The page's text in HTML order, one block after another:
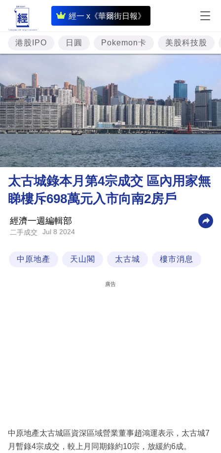
經一 x《華爾街日報》
即
時
財
經
題
投
資
樓
市
理
財
商
業
科
區
港股IPO 日圓 Pokemon卡 美股科技股
太古城錄本月第4宗成交 區內用家無
睇樓斥698萬元入市向南2房戶
經濟一週編輯部
二手成交 Jul 8 2024
中原地產 天山閣 太古城 樓市消息
廣告
中原地產太古城區資深區域營業董事趙鴻運表示，太古城7
月暫錄4宗成交，較上月同期錄約10宗，放緩約6成。